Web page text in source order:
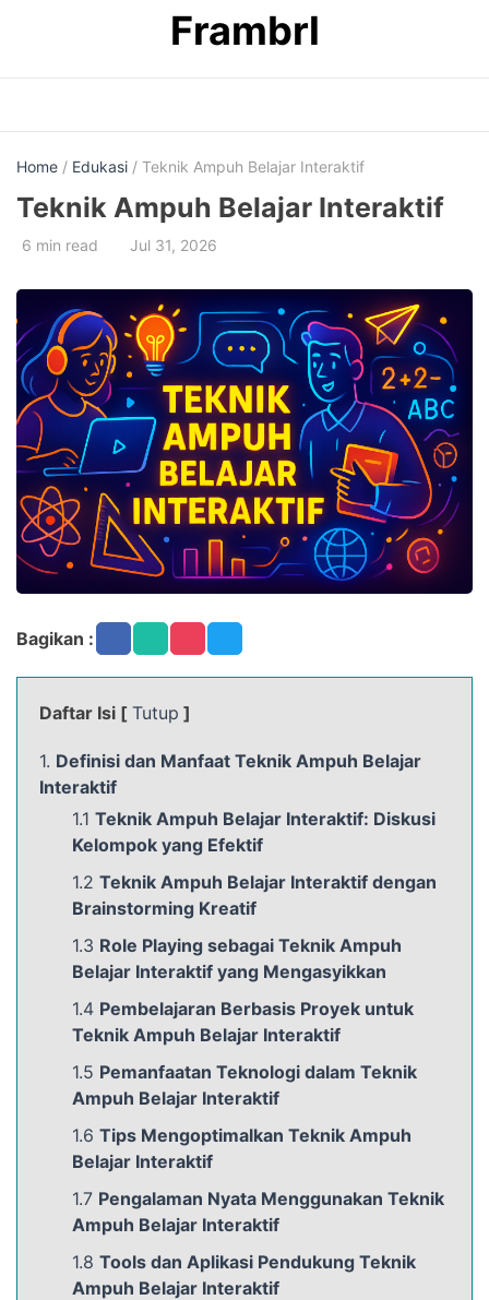
Frambrl
Home / Edukasi / Teknik Ampuh Belajar Interaktif
Teknik Ampuh Belajar Interaktif
6 min read Jul 31, 2026
Bagikan :
Daftar Isi [ Tutup ]
1. Definisi dan Manfaat Teknik Ampuh Belajar
Interaktif
1.1 Teknik Ampuh Belajar Interaktif: Diskusi
Kelompok yang Efektif
1.2 Teknik Ampuh Belajar Interaktif dengan
Brainstorming Kreatif
1.3 Role Playing sebagai Teknik Ampuh
Belajar Interaktif yang Mengasyikkan
1.4 Pembelajaran Berbasis Proyek untuk
Teknik Ampuh Belajar Interaktif
1.5 Pemanfaatan Teknologi dalam Teknik
Ampuh Belajar Interaktif
1.6 Tips Mengoptimalkan Teknik Ampuh
Belajar Interaktif
1.7 Pengalaman Nyata Menggunakan Teknik
Ampuh Belajar Interaktif
1.8 Tools dan Aplikasi Pendukung Teknik
Ampuh Belajar Interaktif